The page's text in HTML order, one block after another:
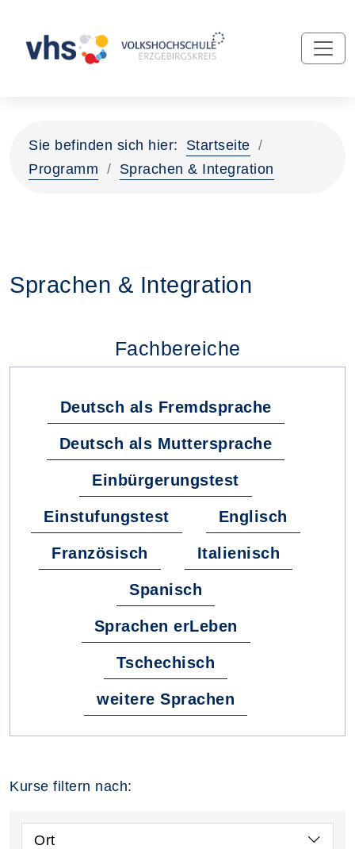
Sie befinden sich hier:
Startseite
Programm
Sprachen & Integration
Sprachen & Integration
Fachbereiche
Deutsch als Fremdsprache
Deutsch als Muttersprache
Einbürgerungstest
Einstufungstest Englisch
Französisch Italienisch
Spanisch
Sprachen erLeben
Tschechisch
weitere Sprachen
Kurse filtern nach:
Ort